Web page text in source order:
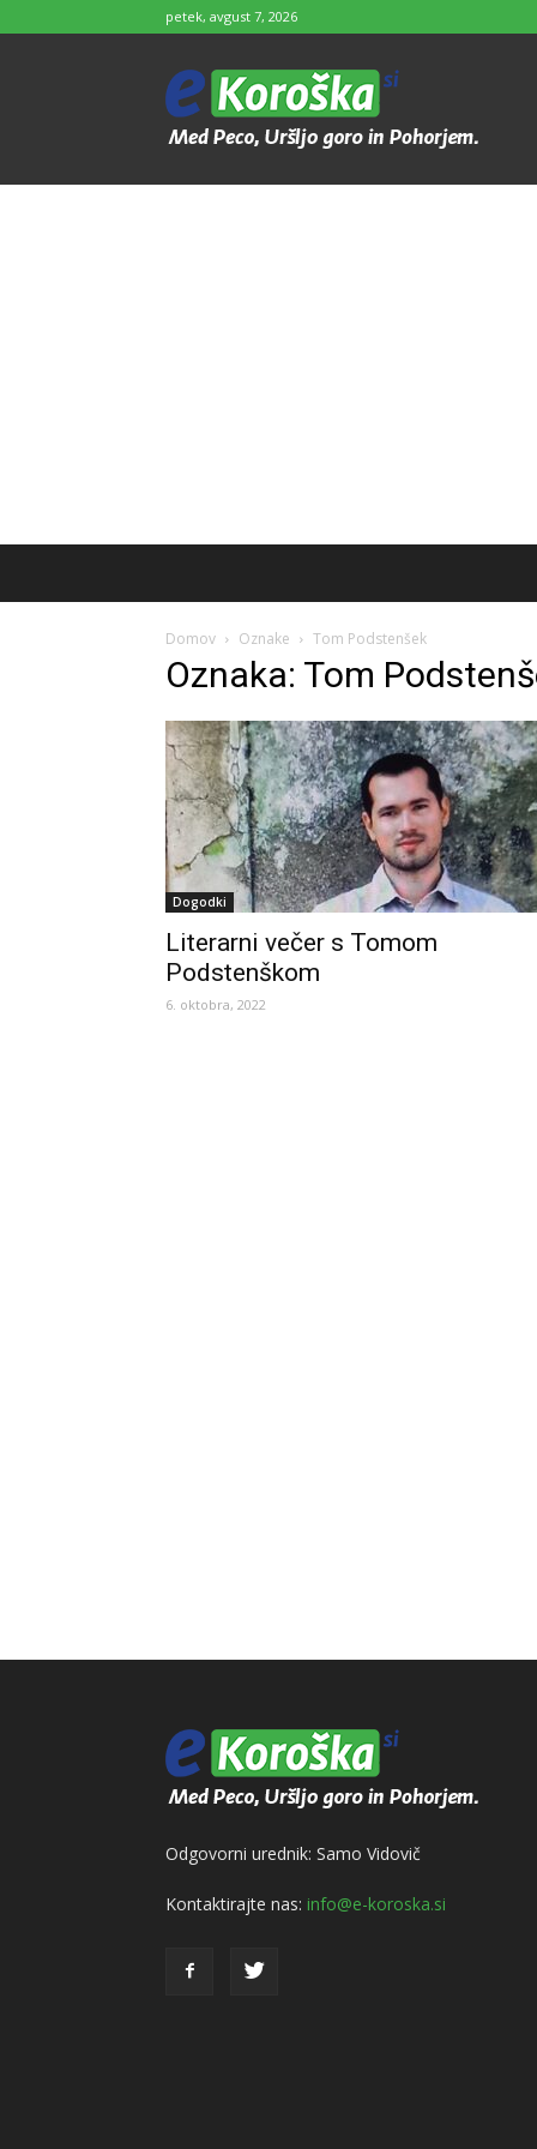
petek, avgust 7, 2026
e-
Koroška
Domov Oznake Tom Podstenšek
Oznaka: Tom
Dogodki
Literarni večer s Tomom
Podstenškom
6. oktobra, 2022
Odgovorni urednik: Samo Vidovič
Kontaktirajte nas: info@e-koroska.si